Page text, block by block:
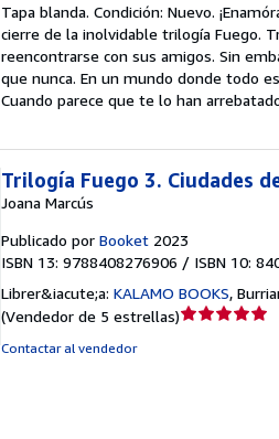
5
de
5
estrellas
Tapa blanda. Condición: Nuevo.
cierre de la inolvidable trilogía Fuego.
reencontrarse con sus amigos. Sin
que nunca. En un mundo donde todo
Cuando parece que te lo han
Trilogía Fuego 3. Ciudades
Joana Marcús
Publicado por Booket 2023
ISBN 13: 9788408276906 / ISBN 10:
Librer&iacute;a: KALAMO BOOKS,
(Vendedor de 5 estrellas)Calificación
Contactar al vendedor